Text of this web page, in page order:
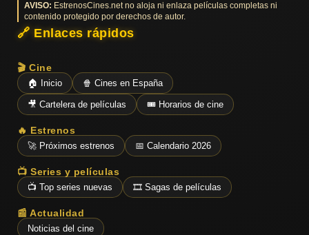
AVISO: EstrenosCines.net no aloja ni enlaza películas completas ni
contenido protegido por derechos de autor.
🔗 Enlaces rápidos
🎬 Cine
🏠 Inicio 🍿 Cines en España
🎥 Cartelera de películas 🎟️ Horarios de cine
🔥 Estrenos
🚀 Próximos estrenos 📅 Calendario 2026
📺 Series y películas
📺 Top series nuevas 🎞️ Sagas de películas
📰 Actualidad
Noticias del cine